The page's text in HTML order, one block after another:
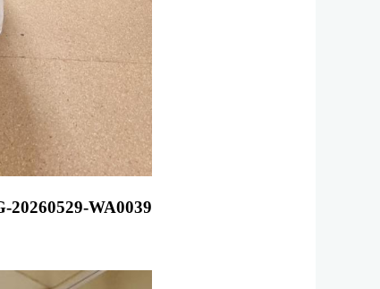
20260529-WA0039